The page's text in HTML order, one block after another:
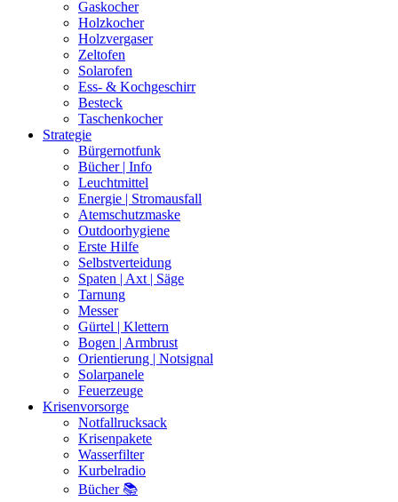
Gaskocher
Holzkocher
Holzvergaser
Zeltofen
Solarofen
Ess- & Kochgeschirr
Besteck
Taschenkocher
Strategie
Bürgernotfunk
Bücher | Info
Leuchtmittel
Energie | Stromausfall
Atemschutzmaske
Outdoorhygiene
Erste Hilfe
Selbstverteidung
Spaten | Axt | Säge
Tarnung
Messer
Gürtel | Klettern
Bogen | Armbrust
Orientierung | Notsignal
Solarpanele
Feuerzeuge
Krisenvorsorge
Notfallrucksack
Krisenpakete
Wasserfilter
Kurbelradio
Bücher 📚